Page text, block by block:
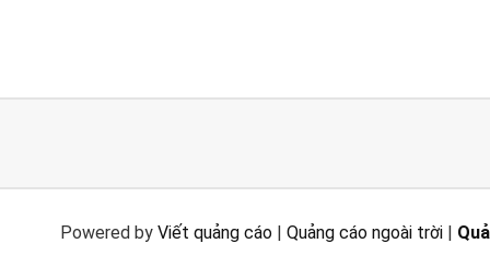
Powered by Viết quảng cáo Quảng cáo ngoài trời